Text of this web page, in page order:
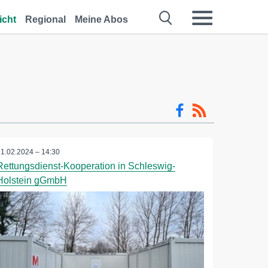
Regional Meine Abos
– 14:30
Kooperation in Schleswig-
gGmbH